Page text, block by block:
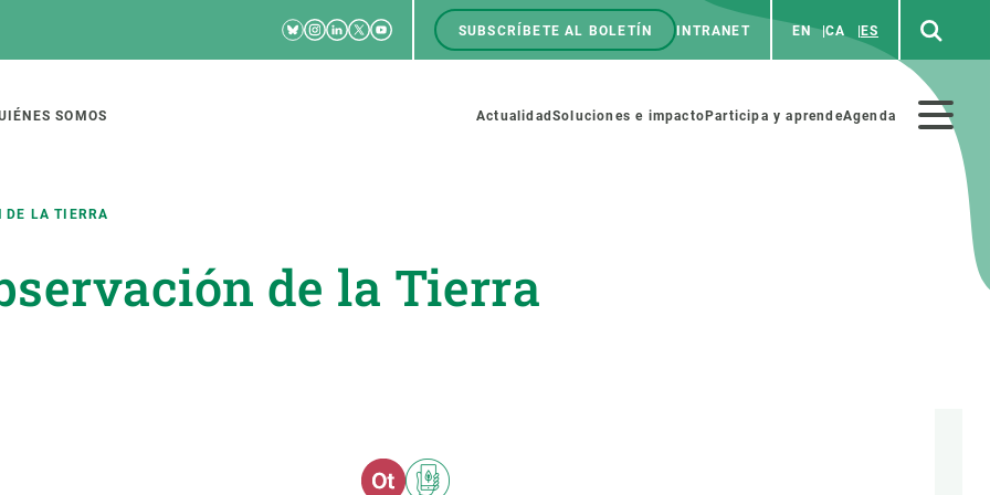
RRSS
Bluesky
Instagram
Linkedin
TwitterYoutube
Menú
top
SUBSCRÍBETE AL BOLETÍN INTRANET EN CA ES
SOMOS
Menú
Actualidad Soluciones e impacto Participa y aprendeAgenda
DE LA TIERRA
de la Tierra
Pide tu MSCA-PF